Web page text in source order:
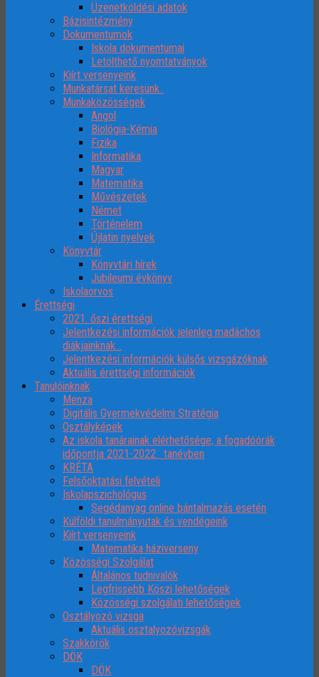
Üzenetköldési adatok
Bázisintézmény
Dokumentumok
Iskola dokumentumai
Letölthető nyomtatványok
Kiírt versenyeink
Munkatársat keresünk..
Munkaközösségek
Angol
Biológia-Kémia
Fizika
Informatika
Magyar
Matematika
Művészetek
Német
Történelem
Újlatin nyelvek
Könyvtár
Könyvtári hírek
Jubileumi évkönyv
Iskolaorvos
Érettségi
2021. őszi érettségi
Jelentkezési információk jelenleg madáchos
diákjainknak…
Jelentkezési információk külsős vizsgázóknak
Aktuális érettségi információk
Tanulóinknak
Menza
Digitális Gyermekvédelmi Stratégia
Osztályképek
Az iskola tanárainak elérhetősége, a fogadóórák
időpontja 2021-2022. tanévben
KRÉTA
Felsőoktatási felvételi
Iskolapszichológus
Segédanyag online bántalmazás esetén
Külföldi tanulmányutak és vendégeink
Kiírt versenyeink
Matematika háziverseny
Közösségi Szolgálat
Általános tudnivalók
Legfrissebb Köszi lehetőségek
Közösségi szolgálati lehetőségek
Osztályozó vizsga
Aktuális osztalyozóvizsgák
Szakkörök
DÖK
DÖK